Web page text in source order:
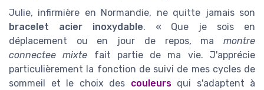
Julie, infirmière en Normandie, ne quitte jamais son
bracelet acier inoxydable. « Que je sois en
déplacement ou en jour de repos, ma montre
connectee mixte fait partie de ma vie. J'apprécie
particulièrement la fonction de suivi de mes cycles de
sommeil et le choix des couleursqui s'adaptent à